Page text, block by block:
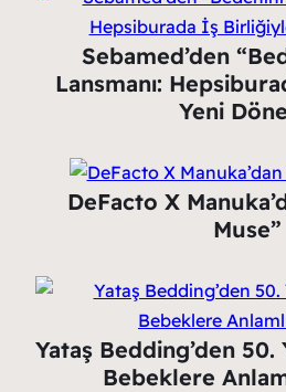
Sebamed’den
Lansmanı:
Yeni
DeFacto X
Muse”
Yataş Bedding’den
Bebeklere